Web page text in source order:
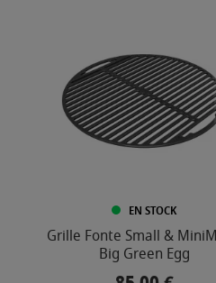
EN STOCK
Grille Fonte Small &
Big Green Egg